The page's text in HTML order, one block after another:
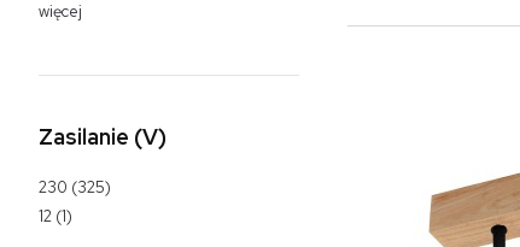
więcej
Zasilanie (V)
230 (325)
12 (1)